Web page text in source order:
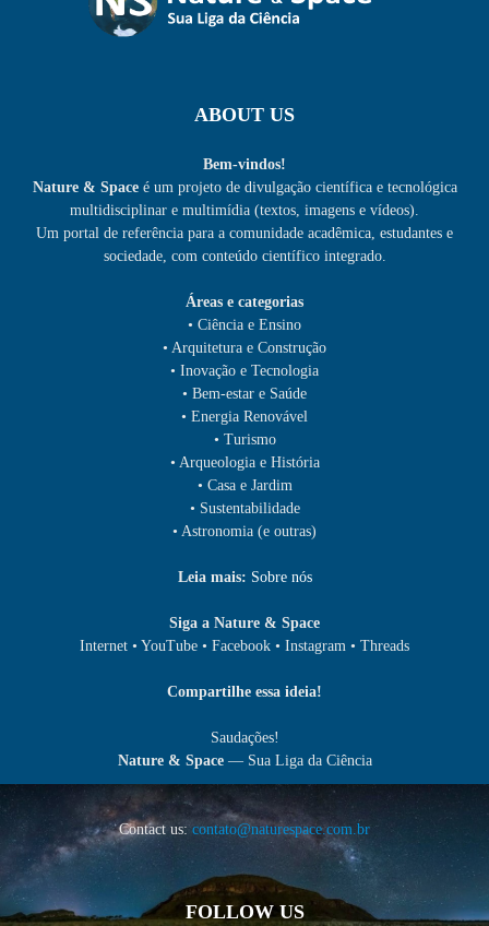
ABOUT US
Bem-vindos!
Nature & Spaceé um projeto de divulgação científica e tecnológica
multidisciplinar e multimídia (textos, imagens e vídeos).
Um portal de referência para a comunidade acadêmica, estudantes e
sociedade, com conteúdo científico integrado.
Áreas e categorias
• Ciência e Ensino
• Arquitetura e Construção
• Inovação e Tecnologia
• Bem-estar e Saúde
• Energia Renovável
• Turismo
• Arqueologia e História
• Casa e Jardim
• Sustentabilidade
• Astronomia (e outras)
Leia mais: Sobre nós
Siga a Nature & Space
Internet • YouTube • Facebook • Instagram • Threads
Compartilhe essa ideia!
Saudações!
Nature & Space— Sua Liga da Ciência
Contact us:contato@naturespace.com.br
FOLLOW US